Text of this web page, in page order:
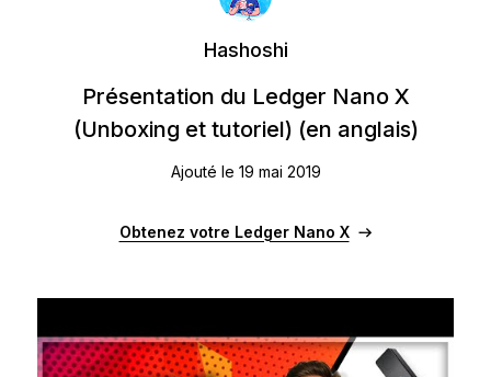
Hashoshi
Présentation du Ledger Nano X
(Unboxing et tutoriel) (en anglais)
Ajouté le 19 mai 2019
Obtenez votre Ledger Nano X